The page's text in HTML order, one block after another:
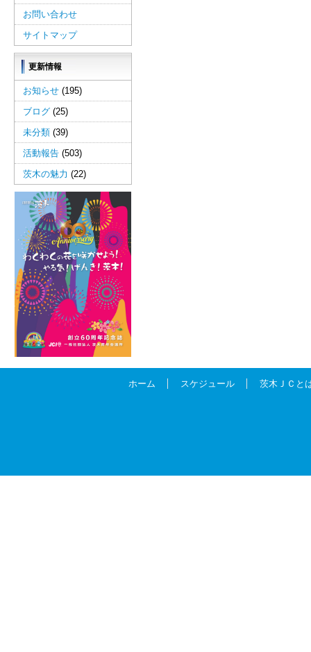
お問い合わせ
サイトマップ
更新情報
お知らせ (195)
ブログ (25)
未分類 (39)
活動報告 (503)
茨木の魅力 (22)
ホーム スケジュール 茨木ＪＣと